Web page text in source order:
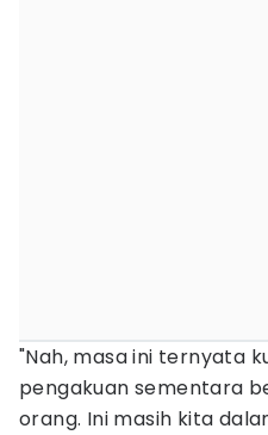
"Nah, masa ini ternyata
pengakuan sementara
orang. Ini masih kita